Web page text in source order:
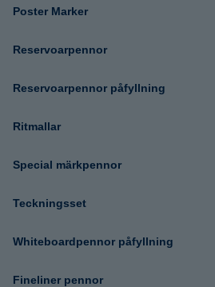
Poster Marker
Reservoarpennor
Reservoarpennor påfyllning
Ritmallar
Special märkpennor
Teckningsset
Whiteboardpennor påfyllning
Fineliner pennor